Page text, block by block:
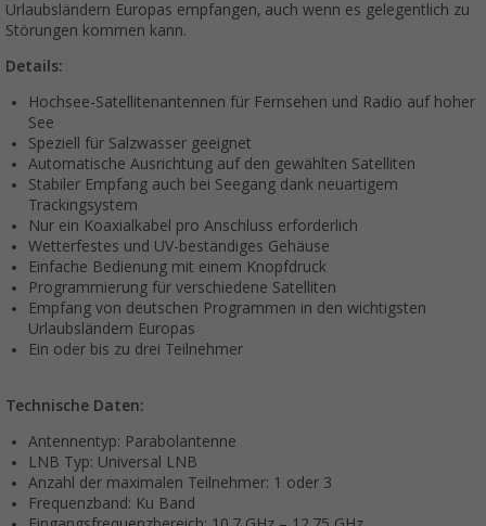
Urlaubsländern Europas empfangen, auch wenn es gelegentlich zu
Störungen kommen kann.
Details:
Hochsee-Satellitenantennen für Fernsehen und Radio auf hoher
See
Speziell für Salzwasser geeignet
Automatische Ausrichtung auf den gewählten Satelliten
Stabiler Empfang auch bei Seegang dank neuartigem
Trackingsystem
Nur ein Koaxialkabel pro Anschluss erforderlich
Wetterfestes und UV-beständiges Gehäuse
Einfache Bedienung mit einem Knopfdruck
Programmierung für verschiedene Satelliten
Empfang von deutschen Programmen in den wichtigsten
Urlaubsländern Europas
Ein oder bis zu drei Teilnehmer
Technische Daten:
Antennentyp: Parabolantenne
LNB Typ: Universal LNB
Anzahl der maximalen Teilnehmer: 1 oder 3
Frequenzband: Ku Band